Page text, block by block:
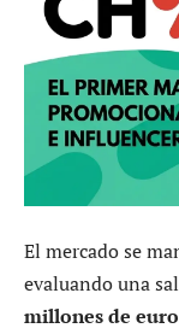
El mercado se
evaluando una
millones de